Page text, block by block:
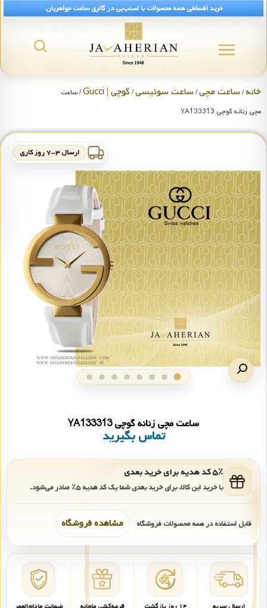
خرید اقساطی همه محصولات با اسنپ‌پی در گالری ساعت جواهریان.
خانه/ساعت مچی/ساعت سوئیسی/ گوچی | Gucci
/ ساعت
مچی زنانه گوچی YA133313
ارسال ۳-۷ روز کاری
ساعت مچی زنانه گوچی YA133313
تماس بگیرید
۵٪ کد هدیه برای خرید بعدی
با خرید این کالا، برای خرید بعدی شما یک کد هدیه۵٪ صادر می‌شود.
قابل استفاده در همه محصولات فروشگاه مشاهده فروشگاه